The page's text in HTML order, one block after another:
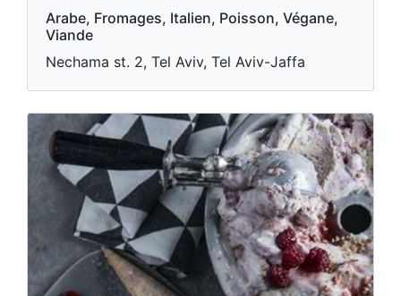
Arabe, Fromages, Italien, Poisson, Végane,
Viande
Nechama st. 2, Tel Aviv, Tel Aviv-Jaffa